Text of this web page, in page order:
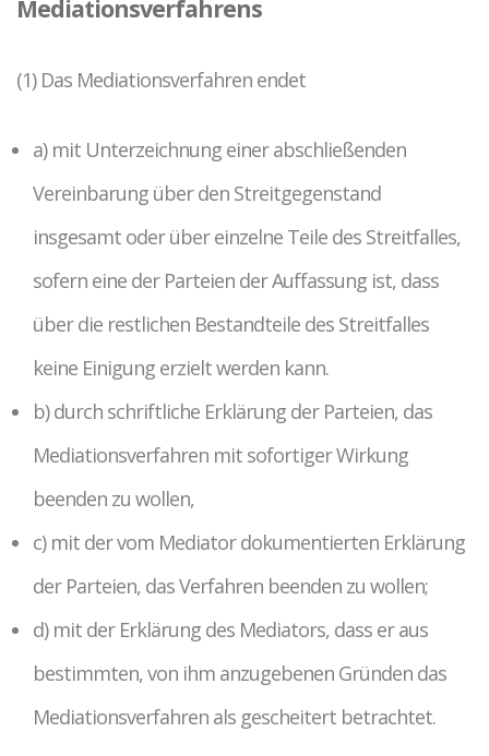
Mediationsverfahrens
(1) Das Mediationsverfahren endet
a) mit Unterzeichnung einer abschließenden
Vereinbarung über den Streitgegenstand
insgesamt oder über einzelne Teile des Streitfalles,
sofern eine der Parteien der Auffassung ist, dass
über die restlichen Bestandteile des Streitfalles
keine Einigung erzielt werden kann.
b) durch schriftliche Erklärung der Parteien, das
Mediationsverfahren mit sofortiger Wirkung
beenden zu wollen,
c) mit der vom Mediator dokumentierten Erklärung
der Parteien, das Verfahren beenden zu wollen;
d) mit der Erklärung des Mediators, dass er aus
bestimmten, von ihm anzugebenen Gründen das
Mediationsverfahren als gescheitert betrachtet.